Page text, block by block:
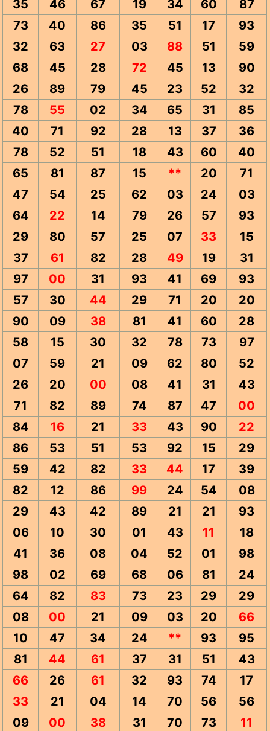
35 46 67 19 34 60
87
73
40 86 35 51 17
93
32
63 27 03 88 51
59
68
45 28 72 45 13
90
26
89 79 45 23 52
32
78
55 02 34 65 31
85
40
71 92 28 13 37
36
78
52 51 18 43 60
40
65
81 87 15 ** 20
71
47
54 25 62 03 24
03
64
22 14 79 26 57
93
29
80 57 25 07 33
15
37
61 82 28 49 19
31
97
00 31 93 41 69
93
57
30 44 29 71 20
20
90
09 38 81 41 60
28
58
15 30 32 78 73
97
07
59 21 09 62 80
52
26
20 00 08 41 31
43
71
82 89 74 87 47
00
84
16 21 33 43 90
22
86
53 51 53 92 15
29
59
42 82 33 44 17
39
82
12 86 99 24 54
08
29
43 42 89 21 21
93
06
10 30 01 43 11
18
41
36 08 04 52 01
98
98
02 69 68 06 81
24
64
82 83 73 23 29
29
08
00 21 09 03 20
66
10
47 34 24 ** 93
95
81
44 61 37 31 51
43
66
26 61 32 93 74
17
33
21 04 14 70 56
56
09
00 38 31 70 73
11